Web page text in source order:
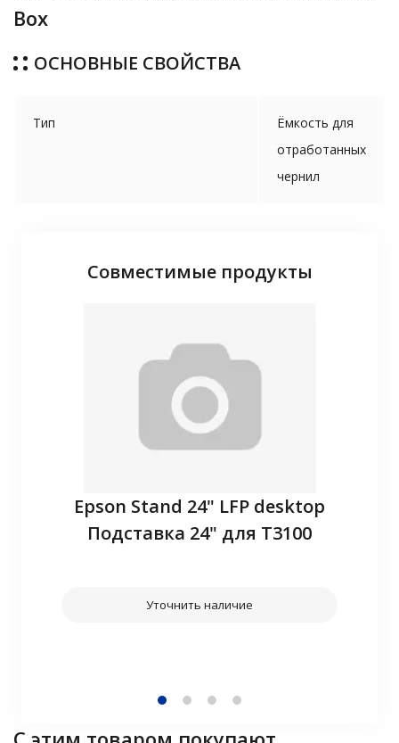
Box
ОСНОВНЫЕ СВОЙСТВА
Тип
Ёмкость для
отработанных
чернил
Совместимые продукты
Epson Stand 24" LFP desktop
Подставка 24" для T3100
Уточнить наличие